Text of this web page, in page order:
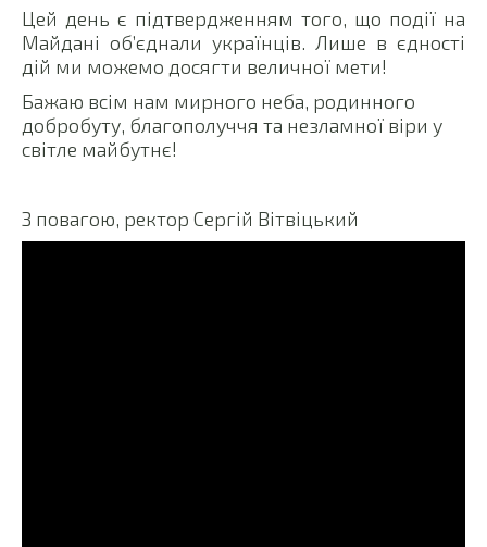
Цей день є підтвердженням того, що події на
Майдані об’єднали українців. Лише в єдності
дій ми можемо досягти величної мети!
Бажаю всім нам мирного неба, родинного
добробуту, благополуччя та незламної віри у
світле майбутнє!
З повагою, ректор Сергій Вітвіцький